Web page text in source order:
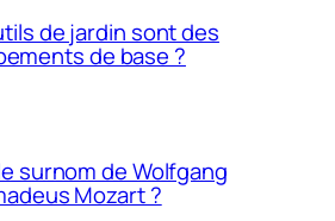
de jardin sont des
de base ?
surnom de Wolfgang
Mozart ?